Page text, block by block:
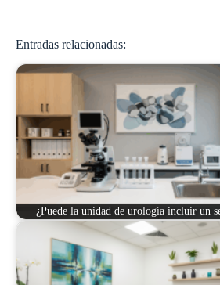
Entradas relacionadas:
¿Puede la unidad de urología incluir un